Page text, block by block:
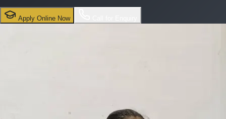
Apply Online Now